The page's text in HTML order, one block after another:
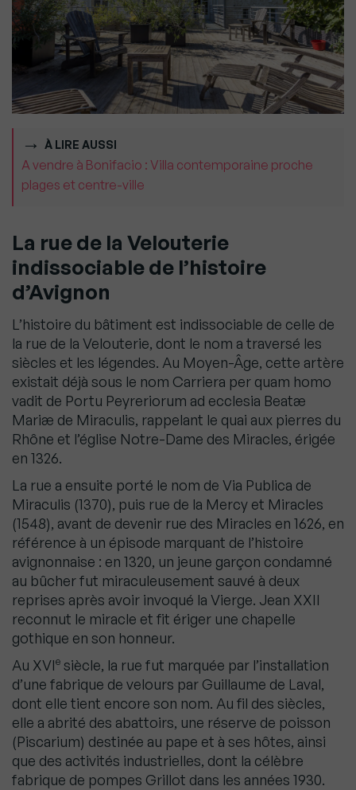
À LIRE AUSSI
A vendre à Bonifacio : Villa contemporaine proche
plages et centre-ville
La rue de la Velouterie
indissociable de l’histoire
d’Avignon
L’histoire du bâtiment est indissociable de celle de
la rue de la Velouterie, dont le nom a traversé les
siècles et les légendes. Au Moyen-Âge, cette artère
existait déjà sous le nom Carriera per quam homo
vadit de Portu Peyreriorum ad ecclesia Beatæ
Mariæ de Miraculis, rappelant le quai aux pierres du
Rhône et l’église Notre-Dame des Miracles, érigée
en 1326.
La rue a ensuite porté le nom de Via Publica de
Miraculis (1370), puis rue de la Mercy et Miracles
(1548), avant de devenir rue des Miracles en 1626, en
référence à un épisode marquant de l’histoire
avignonnaise : en 1320, un jeune garçon condamné
au bûcher fut miraculeusement sauvé à deux
reprises après avoir invoqué la Vierge. Jean XXII
reconnut le miracle et fit ériger une chapelle
gothique en son honneur.
Au XVIe siècle, la rue fut marquée par l’installation
d’une fabrique de velours par Guillaume de Laval,
dont elle tient encore son nom. Au fil des siècles,
elle a abrité des abattoirs, une réserve de poisson
(Piscarium) destinée au pape et à ses hôtes, ainsi
que des activités industrielles, dont la célèbre
fabrique de pompes Grillot dans les années 1930.